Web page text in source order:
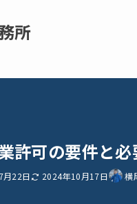
所
許可の要件と必
月22日 2024年10月17日 横